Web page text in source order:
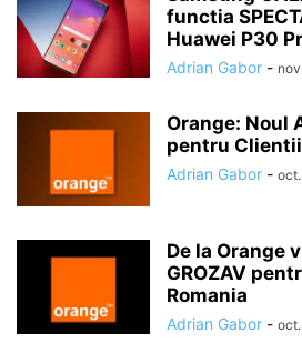
functia
Huawei P30
Adrian Gabor -
Orange: Noul
pentru
Adrian Gabor -
De la Orange
GROZAV
Romania
Adrian Gabor -